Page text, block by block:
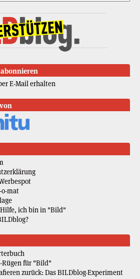
E-Mail erhalten
mat
ich bin in "Bild"
Rügen für "Bild"
zurück: Das BILDblog-Experiment